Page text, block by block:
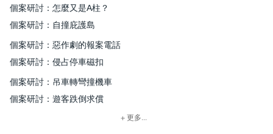
個案研討：怎麼又是A柱？
個案研討：自撞庇護島
個案研討：惡作劇的報案電話
個案研討：侵占停車磁扣
個案研討：吊車轉彎撞機車
個案研討：遊客跌倒求償
更多...